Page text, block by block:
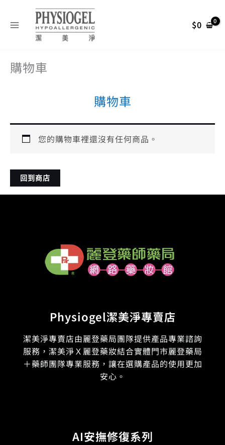
$0
購物車
購物車
您的購物車裡還沒有任何商品。
回到商店
Physiogel潔美淨專賣店
潔美淨專賣店由麗登藥局團隊提供產品專業諮詢
服務，潔美淨Ｘ麗登藥妝結合實體門市麗登藥局
＋藥師團隊專業服務，讓在選購產品的使用更加
安心。
AI安撫修復系列